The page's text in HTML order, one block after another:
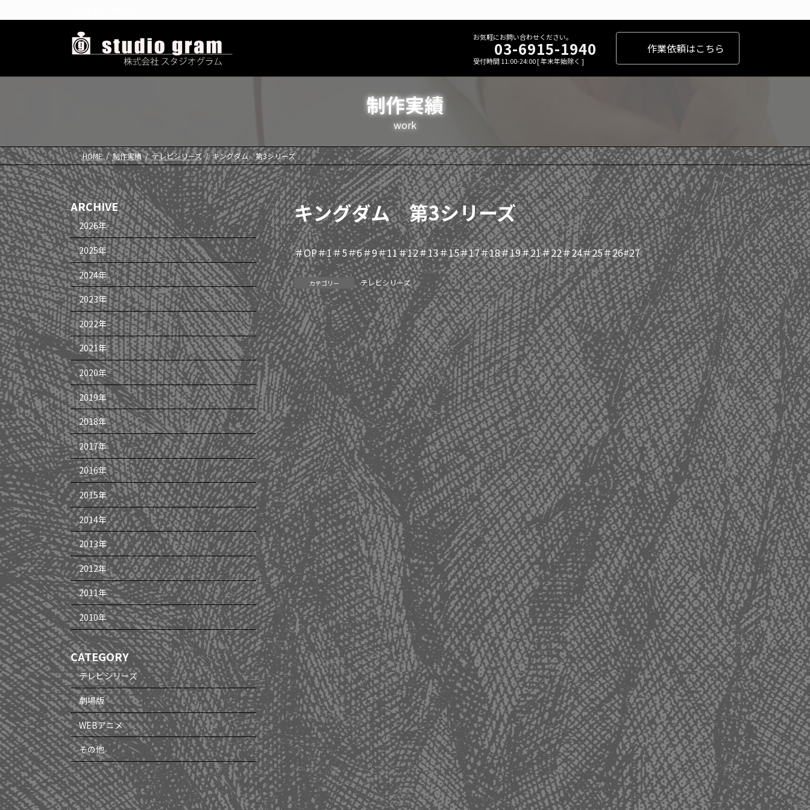
ン
へ
ビ
ョ
お気軽にお問い合わせください。
03-6915-1940
受付時間 11:00-24:00 [ 年末年始除く ]
作業依頼はこちら
制作実績
work
HOME 制作実績 テレビシリーズ キングダム 第3シリーズ
キングダム 第3シリーズ
＃OP＃1＃5＃6＃9＃11＃12＃13＃15＃17＃18＃19＃21＃22＃24＃25＃26#27
カテゴリー テレビシリーズ
ARCHIVE
2026年
2025年
2024年
2023年
2022年
2021年
2020年
2019年
2018年
2017年
2016年
2015年
2014年
2013年
2012年
2011年
2010年
CATEGORY
テレビシリーズ
劇場版
WEBアニメ
その他